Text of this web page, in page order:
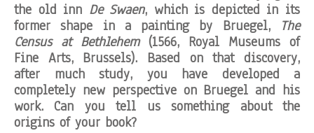
the old inn De Swaen, which is depicted in its
former shape in a painting by Bruegel,
The
Census at Bethlehem(1566, Royal Museums of
Fine Arts, Brussels). Based on that discovery,
after much study, you have developed a
completely new perspective on Bruegel and his
work. Can you tell us something about the
origins of your book?